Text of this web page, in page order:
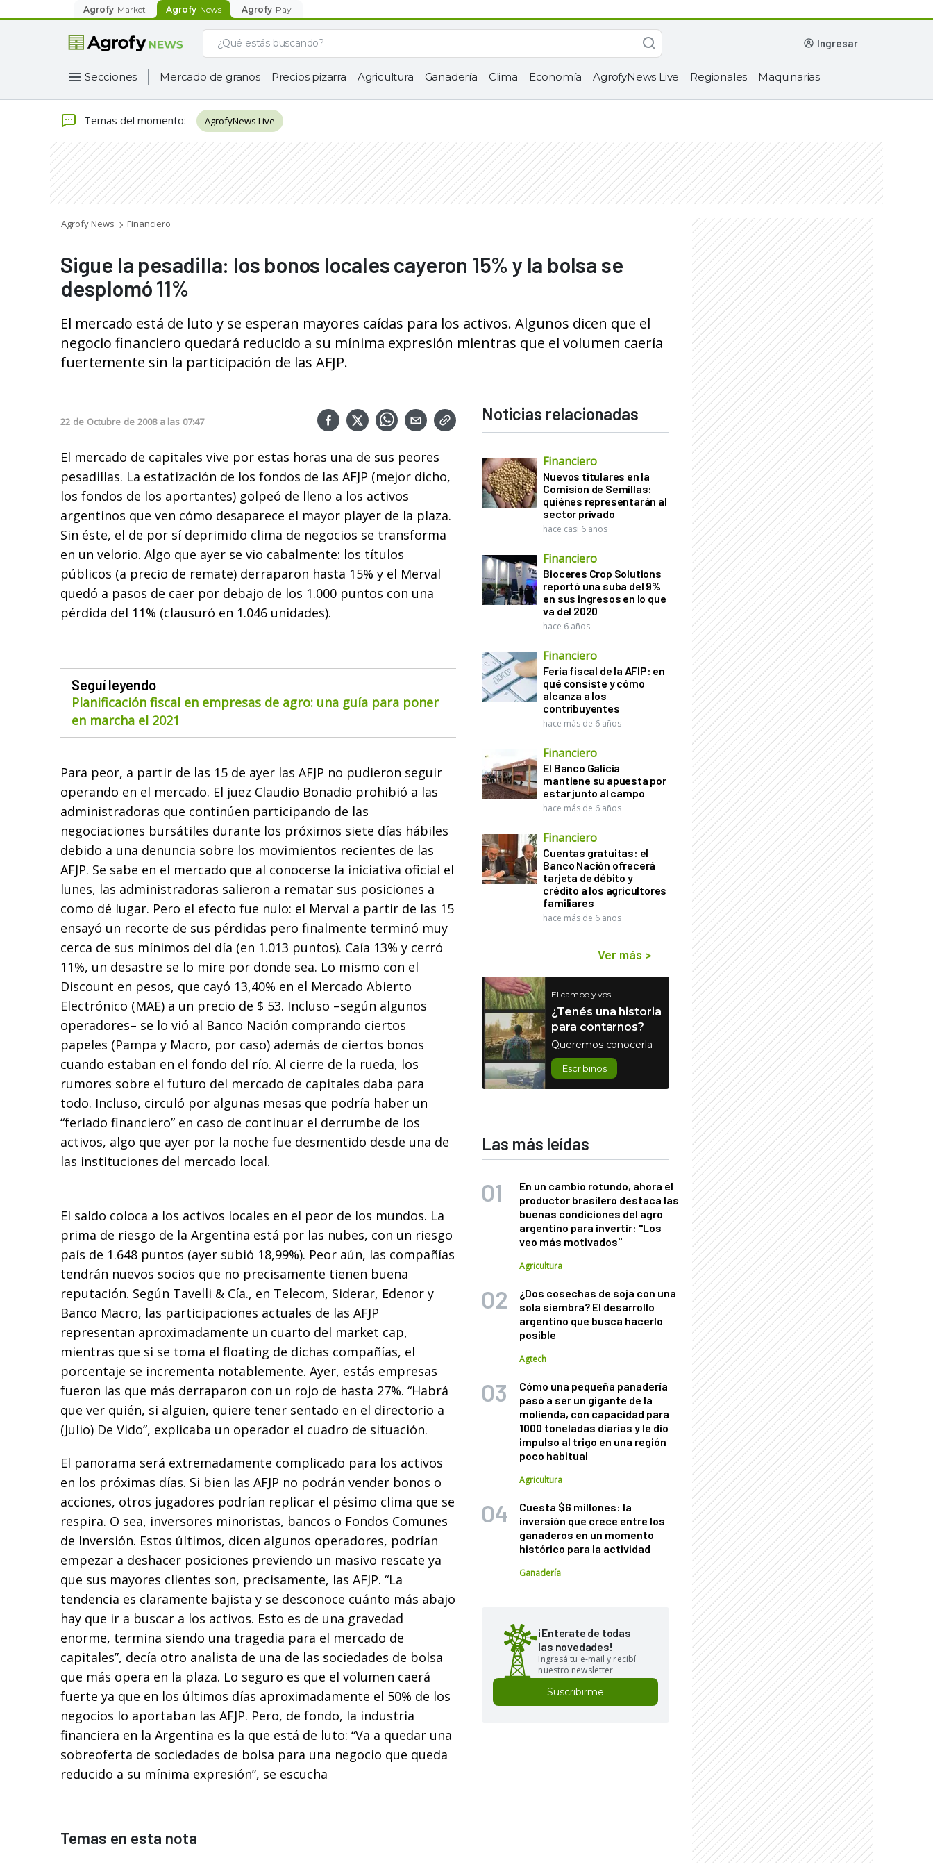
Agrofy Market Agrofy News Agrofy Pay
ingresar
Secciones Mercado de granos Precios pizarra Agricultura Ganadería Clima Economía AgrofyNews Live Regionales Maquinarias
Temas del momento: AgrofyNews Live
Agrofy News Financiero
Sigue la pesadilla: los bonos locales cayeron 15% y la bolsa se
desplomó 11%
El mercado está de luto y se esperan mayores caídas para los activos. Algunos dicen que el
negocio financiero quedará reducido a su mínima expresión mientras que el volumen caería
fuertemente sin la participación de las AFJP.
22 de Octubre de 2008 a las 07:47
El mercado de capitales vive por estas horas una de sus peores
pesadillas. La estatización de los fondos de las AFJP (mejor dicho,
los fondos de los aportantes) golpeó de lleno a los activos
argentinos que ven cómo desaparece el mayor player de la plaza.
Sin éste, el de por sí deprimido clima de negocios se transforma
en un velorio. Algo que ayer se vio cabalmente: los títulos
públicos (a precio de remate) derraparon hasta 15% y el Merval
quedó a pasos de caer por debajo de los 1.000 puntos con una
pérdida del 11% (clausuró en 1.046 unidades).
Seguí leyendo
Planificación fiscal en empresas de agro: una guía para poner
en marcha el 2021
Para peor, a partir de las 15 de ayer las AFJP no pudieron seguir
operando en el mercado. El juez Claudio Bonadio prohibió a las
administradoras que continúen participando de las
negociaciones bursátiles durante los próximos siete días hábiles
debido a una denuncia sobre los movimientos recientes de las
AFJP. Se sabe en el mercado que al conocerse la iniciativa oficial el
lunes, las administradoras salieron a rematar sus posiciones a
como dé lugar. Pero el efecto fue nulo: el Merval a partir de las 15
ensayó un recorte de sus pérdidas pero finalmente terminó muy
cerca de sus mínimos del día (en 1.013 puntos). Caía 13% y cerró
11%, un desastre se lo mire por donde sea. Lo mismo con el
Discount en pesos, que cayó 13,40% en el Mercado Abierto
Electrónico (MAE) a un precio de $ 53. Incluso –según algunos
operadores– se lo vió al Banco Nación comprando ciertos
papeles (Pampa y Macro, por caso) además de ciertos bonos
cuando estaban en el fondo del río. Al cierre de la rueda, los
rumores sobre el futuro del mercado de capitales daba para
todo. Incluso, circuló por algunas mesas que podría haber un
“feriado financiero” en caso de continuar el derrumbe de los
activos, algo que ayer por la noche fue desmentido desde una de
las instituciones del mercado local.
El saldo coloca a los activos locales en el peor de los mundos. La
prima de riesgo de la Argentina está por las nubes, con un riesgo
país de 1.648 puntos (ayer subió 18,99%). Peor aún, las compañías
tendrán nuevos socios que no precisamente tienen buena
reputación. Según Tavelli & Cía., en Telecom, Siderar, Edenor y
Banco Macro, las participaciones actuales de las AFJP
representan aproximadamente un cuarto del market cap,
mientras que si se toma el floating de dichas compañías, el
porcentaje se incrementa notablemente. Ayer, estás empresas
fueron las que más derraparon con un rojo de hasta 27%. “Habrá
que ver quién, si alguien, quiere tener sentado en el directorio a
(Julio) De Vido”, explicaba un operador el cuadro de situación.
El panorama será extremadamente complicado para los activos
en los próximas días. Si bien las AFJP no podrán vender bonos o
acciones, otros jugadores podrían replicar el pésimo clima que se
respira. O sea, inversores minoristas, bancos o Fondos Comunes
de Inversión. Estos últimos, dicen algunos operadores, podrían
empezar a deshacer posiciones previendo un masivo rescate ya
que sus mayores clientes son, precisamente, las AFJP. “La
tendencia es claramente bajista y se desconoce cuánto más abajo
hay que ir a buscar a los activos. Esto es de una gravedad
enorme, termina siendo una tragedia para el mercado de
capitales”, decía otro analista de una de las sociedades de bolsa
que más opera en la plaza. Lo seguro es que el volumen caerá
fuerte ya que en los últimos días aproximadamente el 50% de los
negocios lo aportaban las AFJP. Pero, de fondo, la industria
financiera en la Argentina es la que está de luto: “Va a quedar una
sobreoferta de sociedades de bolsa para una negocio que queda
reducido a su mínima expresión”, se escucha
Noticias relacionadas
Financiero
Nuevos titulares en la
Comisión de Semillas:
quiénes representarán al
sector privado
hace casi 6 años
Financiero
Bioceres Crop Solutions
reportó una suba del 9%
en sus ingresos en lo que
va del 2020
hace 6 años
Financiero
Feria fiscal de la AFIP: en
qué consiste y cómo
alcanza a los
contribuyentes
hace más de 6 años
Financiero
El Banco Galicia
mantiene su apuesta por
estar junto al campo
hace más de 6 años
Financiero
Cuentas gratuitas: el
Banco Nación ofrecerá
tarjeta de débito y
crédito a los agricultores
familiares
hace más de 6 años
Ver más >
El campo y vos
¿Tenés una historia
para contarnos?
Queremos conocerla
Escribinos
Las más leídas
En un cambio rotundo, ahora el
productor brasilero destaca las
buenas condiciones del agro
argentino para invertir: "Los
veo más motivados"
Agricultura
¿Dos cosechas de soja con una
sola siembra? El desarrollo
argentino que busca hacerlo
posible
Agtech
Cómo una pequeña panadería
pasó a ser un gigante de la
molienda, con capacidad para
1000 toneladas diarias y le dio
impulso al trigo en una región
poco habitual
Agricultura
Cuesta $6 millones: la
inversión que crece entre los
ganaderos en un momento
histórico para la actividad
Ganadería
¡Enterate de todas
las novedades!
Ingresá tu e-mail y recibí
nuestro newsletter
Suscribirme
Temas en esta nota